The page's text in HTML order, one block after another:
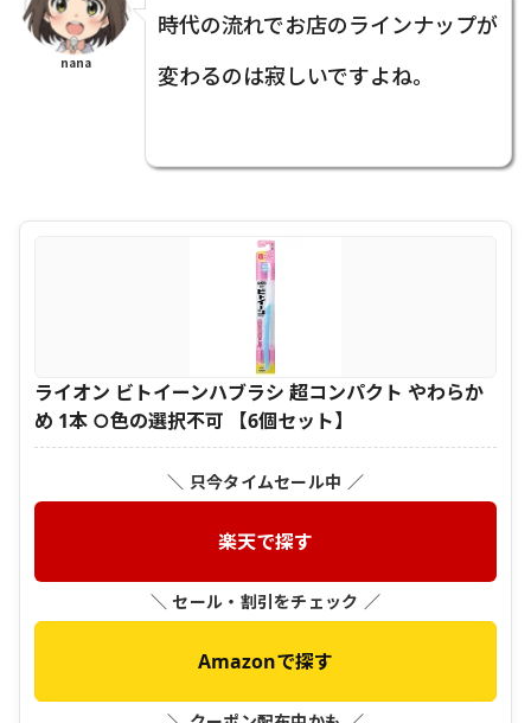
nana
時代の流れでお店のラインナップが
変わるのは寂しいですよね。
ライオン ビトイーンハブラシ 超コンパクト やわらか
め 1本 ○色の選択不可 【6個セット】
＼ 只今タイムセール中 ／
楽天で探す
＼ セール・割引をチェック ／
Amazonで探す